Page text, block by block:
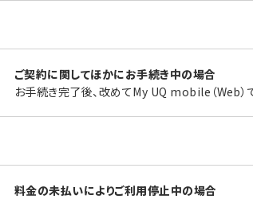
ご契約に関してほかにお手続き中の場合
お手続き完了後、改めてMy UQ mobile（Web）
料金の未払いによりご利用停止中の場合